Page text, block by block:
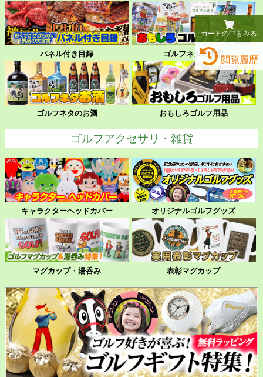
カートの中をみる
閲覧履歴
パネル付き目録 ゴルフネタの食品
ゴルフネタのお酒 おもしろゴルフ用品
ゴルフアクセサリ・雑貨
キャラクターヘッドカバー オリジナルゴルフグッズ
マグカップ・湯呑み 表彰マグカップ